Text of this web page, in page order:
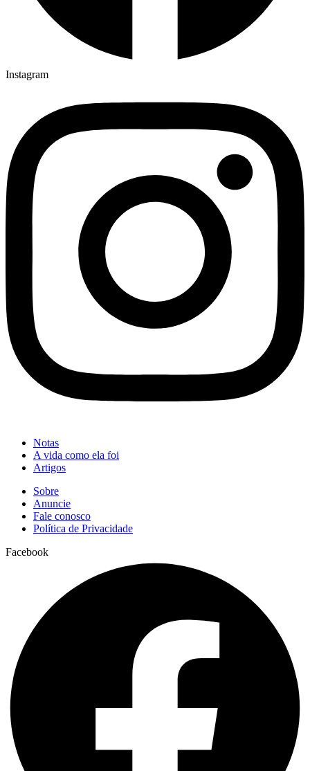
Instagram
Notas
A vida como ela foi
Artigos
Sobre
Anuncie
Fale conosco
Política de Privacidade
Facebook